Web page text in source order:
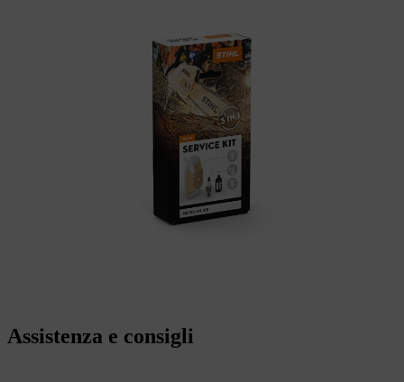
Assistenza e consigli